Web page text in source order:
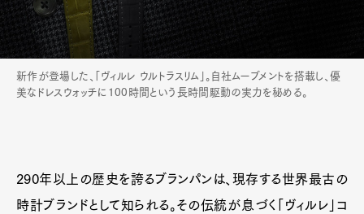
新作が登場した、「ヴィルレ ウルトラスリム」。自社ムーブメントを搭載し、優
美なドレスウォッチに100時間という長時間駆動の実力を秘める。
290年以上の歴史を誇るブランパンは、現存する世界最古の
時計ブランドとして知られる。その伝統が息づく「ヴィルレ」コ